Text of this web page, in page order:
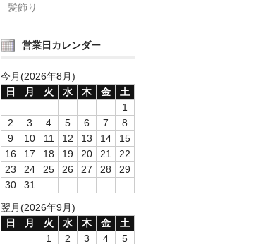
髪飾り
営業日カレンダー
今月(2026年8月)
日
月 火 水 木 金
土
1
2
3 4 5 6 7
8
9
10 11 12 13 14
15
16
17 18 19 20 21
22
23
24 25 26 27 28
29
30
31
翌月(2026年9月)
日
月 火 水 木 金
土
1
2 3 4 5